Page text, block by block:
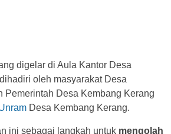
digelar di Aula Kantor Desa
oleh masyarakat Desa
Pemerintah Desa Kembang Kerang
Desa Kembang Kerang.
ini sebagai langkah untuk mengolah